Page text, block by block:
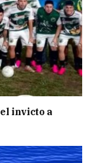
invicto a